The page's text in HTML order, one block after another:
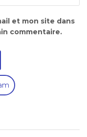
et mon site dans
commentaire.